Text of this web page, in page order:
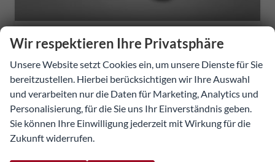
Suzuki Vitara
Comfort+ 1.4L Boosterjet 6 MT 4 WD
sofort lieferbar Neuwagen
235251
Schaltgetriebe
Benzin
81 kW (110 PS)
50 km
23.02.2026
Wir respektieren Ihre Privatsphäre
Unsere Website setzt Cookies ein, um unsere Dienste für Sie
bereitzustellen. Hierbei berücksichtigen wir Ihre Auswahl
und verarbeiten nur die Daten für Marketing, Analytics und
Personalisierung, für die Sie uns Ihr Einverständnis geben.
Sie können Ihre Einwilligung jederzeit mit Wirkung für die
Zukunft widerrufen.